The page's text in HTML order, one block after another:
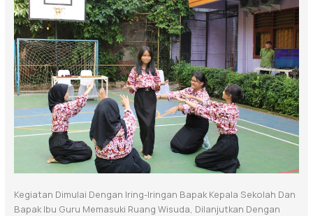
Kegiatan Dimulai Dengan Iring-Iringan Bapak Kepala Sekolah Dan
Bapak Ibu Guru Memasuki Ruang Wisuda, Dilanjutkan Dengan